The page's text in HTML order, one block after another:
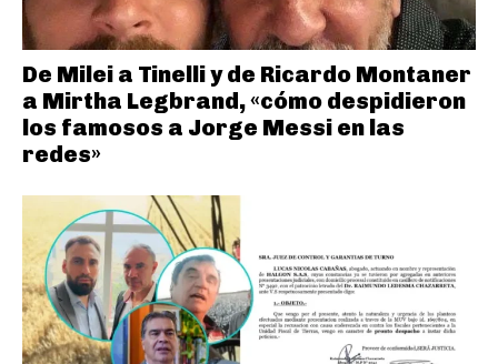
De Milei a Tinelli y de Ricardo Montaner
a Mirtha Legbrand, «cómo despidieron
los famosos a Jorge Messi en las
redes»